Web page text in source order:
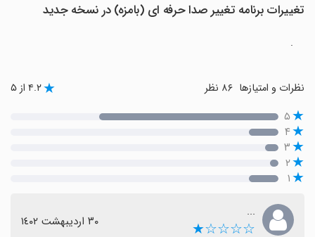
تغییرات برنامه تغییر صدا حرفه ای (بامزه) در نسخه جدید
.
نظرات و امتیازها ۴.۲ از ۵
۵
۴
۳
۲
۱
...
☆☆☆☆★ ٣٠ اردیبهشت ١٤٠٢